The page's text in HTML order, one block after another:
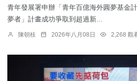
青年發展署申辦「青年百億海外圓夢基金
夢者」計畫成功爭取到超過新...
陳朝枝 2026年八月08日 2,268 觀